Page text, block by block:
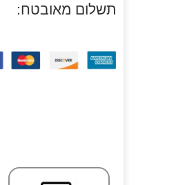
תשלום מאובטח: